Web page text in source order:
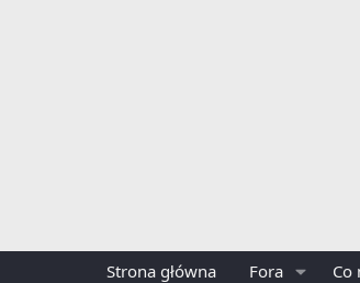
Strona główna Fora Co